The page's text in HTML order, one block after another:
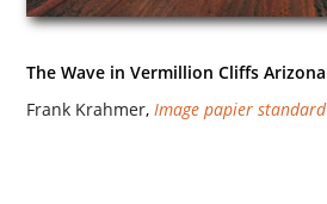
The Wave in Vermillion Cliffs Arizona
Frank Krahmer, Image papier standard